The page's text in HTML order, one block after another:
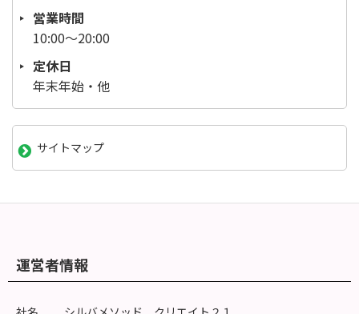
営業時間
10:00～20:00
定休日
年末年始・他
サイトマップ
運営者情報